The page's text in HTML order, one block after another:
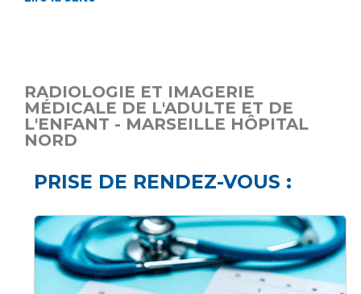
RADIOLOGIE ET IMAGERIE
MÉDICALE DE L'ADULTE ET DE
L'ENFANT - MARSEILLE HÔPITAL
NORD
PRISE DE RENDEZ-VOUS :